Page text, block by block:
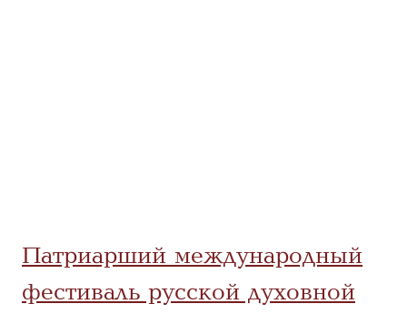
Патриарший международный
фестиваль русской духовной